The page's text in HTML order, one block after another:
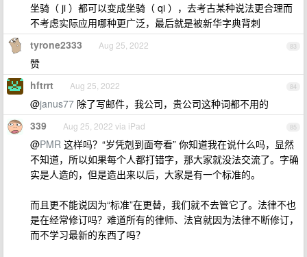
坐骑（ ji ）都可以变成坐骑（ qi ），去考古某种说法更合理而
不考虑实际应用哪种更广泛，最后就是被新华字典背刺
83
tyrone2333 Aug 25, 2022
赞
84
hftrrt Aug 25, 2022
@janus77 除了写邮件，我公司，贵公司这种词都不用的
85
339 Aug 25, 2022 via iPad
@PMR 这样吗？“岁凭剋到面夸看” 你知道我在说什么吗，显然
不知道，所以如果每个人都打错字，那大家就没法交流了。字确
实是人造的，但是造出来以后，大家是有一个标准的。
而且更不能说因为“标准”在更替，我们就不去管它了。法律不也
是在经常修订吗？难道所有的律师、法官就因为法律不断修订，
而不学习最新的东西了吗？